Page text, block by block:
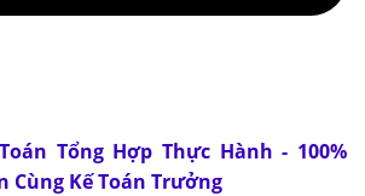
Tổng Hợp Thực Hành - 100%
Cùng Kế Toán Trưởng